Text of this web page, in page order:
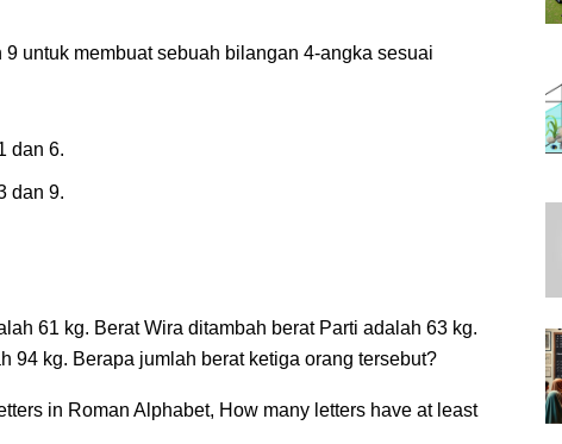
untuk membuat sebuah bilangan 4-angka sesuai
dan 6.
dan 9.
61 kg. Berat Wira ditambah berat Parti adalah 63 kg.
94 kg. Berapa jumlah berat ketiga orang tersebut?
in Roman Alphabet, How many letters have at least